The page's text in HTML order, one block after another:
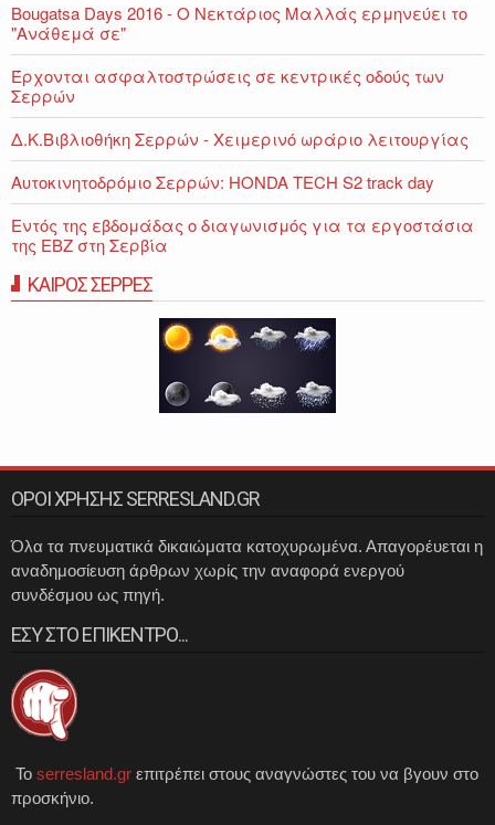
Bougatsa Days 2016 - Ο Νεκτάριος Μαλλάς ερμηνεύει το
"Ανάθεμά σε"
Έρχονται ασφαλτοστρώσεις σε κεντρικές οδούς των
Σερρών
Δ.Κ.Βιβλιοθήκη Σερρών - Χειμερινό ωράριο λειτουργίας
Αυτοκινητοδρόμιο Σερρών: HONDA TECH S2 track day
Εντός της εβδομάδας ο διαγωνισμός για τα εργοστάσια
της ΕΒΖ στη Σερβία
ΚΑΙΡΟΣ ΣΕΡΡΕΣ
ΟΡΟΙ ΧΡΗΣΗΣ SERRESLAND.GR
Όλα τα πνευματικά δικαιώματα κατοχυρωμένα. Απαγορέυεται η
αναδημοσίευση άρθρων χωρίς την αναφορά ενεργού
συνδέσμου ως πηγή.
ΕΣΥ ΣΤΟ ΕΠΙΚΕΝΤΡΟ...
Το serresland.gr επιτρέπει στους αναγνώστες του να βγουν στο
προσκήνιο.